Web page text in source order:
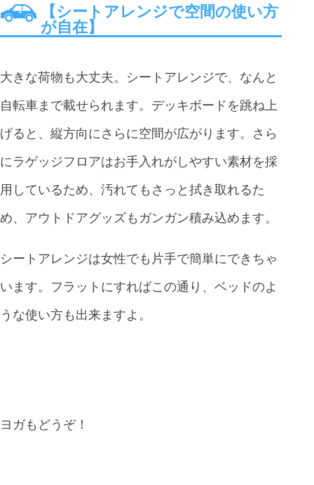
【シートアレンジで空間の使い方
が自在】
大きな荷物も大丈夫。シートアレンジで、なんと
自転車まで載せられます。デッキボードを跳ね上
げると、縦方向にさらに空間が広がります。さら
にラゲッジフロアはお手入れがしやすい素材を採
用しているため、汚れてもさっと拭き取れるた
め、アウトドアグッズもガンガン積み込めます。
シートアレンジは女性でも片手で簡単にできちゃ
います。フラットにすればこの通り、ベッドのよ
うな使い方も出来ますよ。
ヨガもどうぞ！